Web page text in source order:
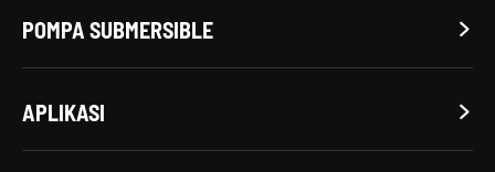
POMPA SUBMERSIBLE 
APLIKASI 